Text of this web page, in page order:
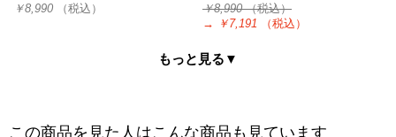
￥8,990 （税込） ￥8,990（税込）
→
￥7,191 （税込）
もっと見る▼
この商品を見た人はこんな商品も見ています